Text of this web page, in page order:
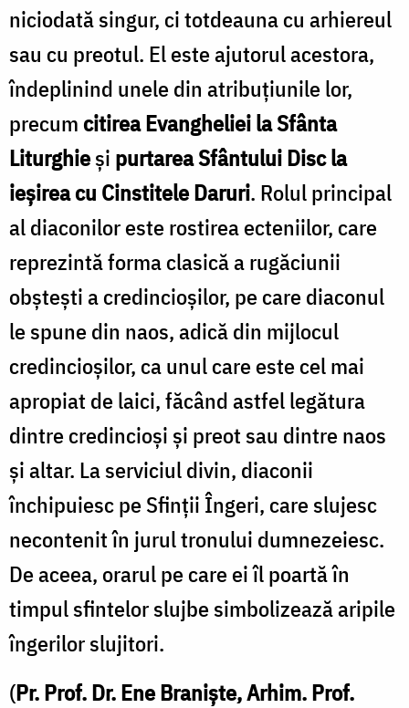
niciodată singur, ci totdeauna cu arhiereul
sau cu preotul. El este ajutorul acestora,
îndeplinind unele din atribuțiunile lor,
precumcitirea Evangheliei la Sfânta
Liturghieși purtarea Sfântului Disc la
ieșirea cu Cinstitele Daruri. Rolul principal
al diaconilor este rostirea ecteniilor, care
reprezintă forma clasică a rugăciunii
obștești a credincioșilor, pe care diaconul
le spune din naos, adică din mijlocul
credincioșilor, ca unul care este cel mai
apropiat de laici, făcând astfel legătura
dintre credincioși și preot sau dintre naos
și altar. La serviciul divin, diaconii
închipuiesc pe Sfinții Îngeri, care slujesc
necontenit în jurul tronului dumnezeiesc.
De aceea, orarul pe care ei îl poartă în
timpul sfintelor slujbe simbolizează aripile
îngerilor slujitori.
(Pr. Prof. Dr. Ene Braniște, Arhim. Prof.